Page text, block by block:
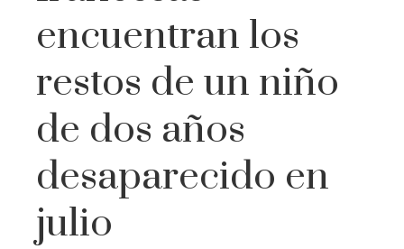
encuentran los
restos de un niño
de dos años
desaparecido en
julio